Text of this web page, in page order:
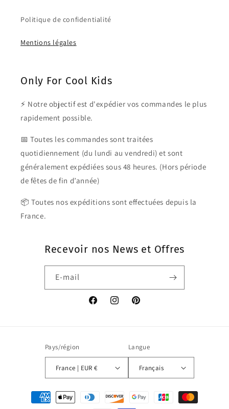
Politique de confidentialité
Mentions légales
Only For Cool Kids
⚡ Notre objectif est d'expédier vos commandes le plus
rapidement possible.
📅 Toutes les commandes sont traitées
quotidiennement (du lundi au vendredi) et sont
généralement expédiées sous 48 heures. (Hors période
de fêtes de fin d’année)
📦 Toutes nos expéditions sont effectuées depuis la
France.
Recevoir nos News et Offres
E-mail
FacebookInstagramPinterest
Pays/région
France | EUR €
Langue
Français
Moyens